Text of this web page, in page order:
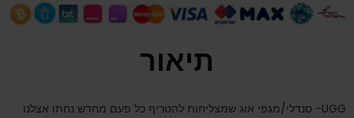
תיאור
UGG- סנדלי/מגפי אוג שמצליחות להטריף כל פעם מחדש נחתו אצלנו